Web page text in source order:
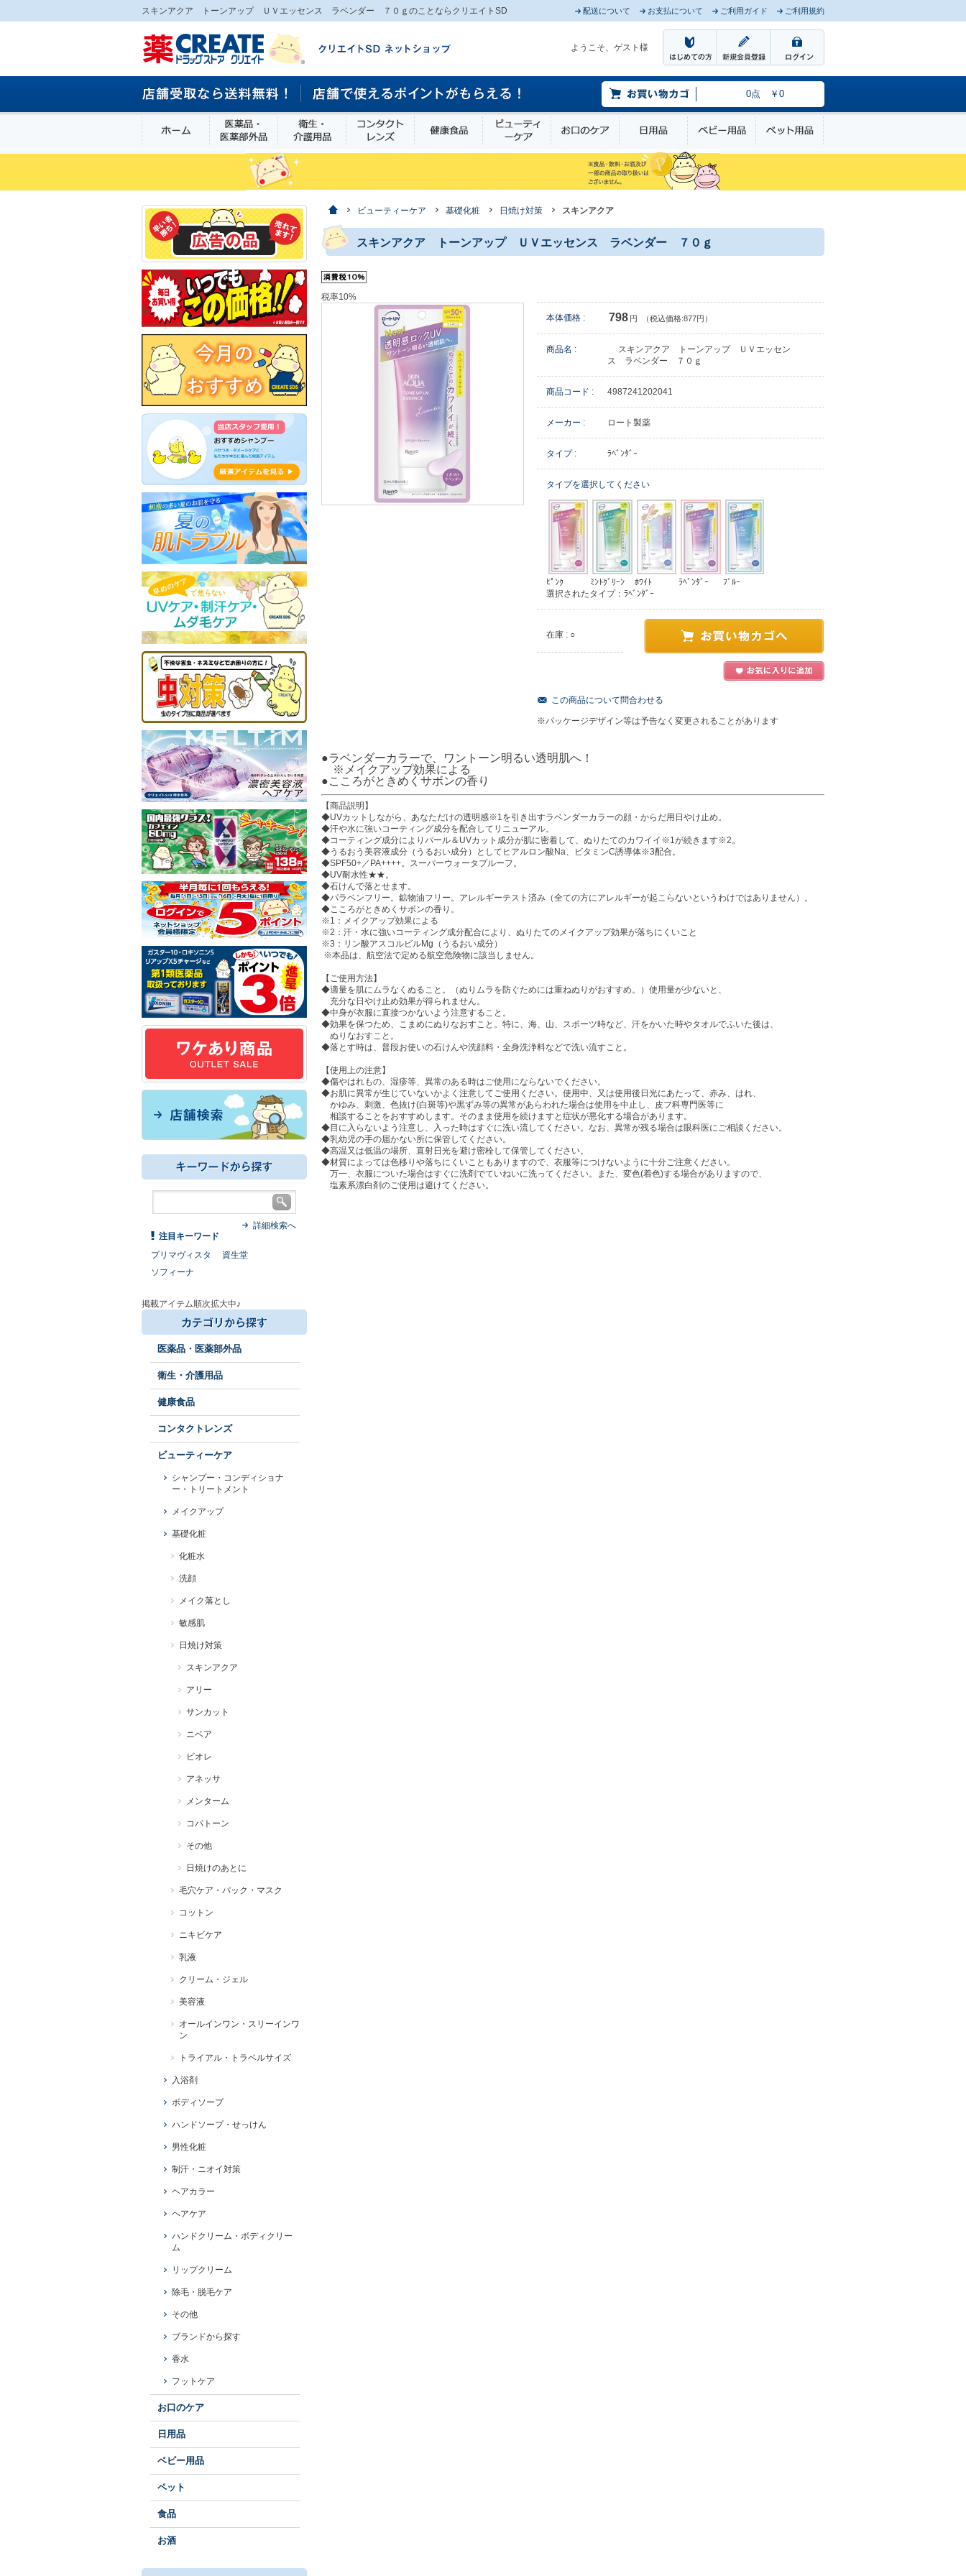
スキンアクア トーンアップ ＵＶエッセンス ラベンダー ７０ｇのことならクリエイトSD 配送について お支払について ご利用ガイド ご利用規約
ようこそ、ゲスト様
0点 ￥0
ホーム 医薬品・医薬部外品衛生・介護用品 コンタクトレンズ健康食品 ビューティーケアお口のケア 日用品 ベビー用品 ペット用品
ホームビューティーケア 基礎化粧 日焼け対策 スキンアクア
スキンアクア トーンアップ ＵＶエッセンス ラベンダー ７０ｇ
税率10%
本体価格 : 798 円 （税込価格:877円）
商品名 :
スキンアクア トーンアップ ＵＶエッセン
ス ラベンダー ７０ｇ
商品コード : 4987241202041
メーカー : ロート製薬
タイプ : ﾗﾍﾞﾝﾀﾞｰ
タイプを選択してください
ﾋﾟﾝｸ ﾐﾝﾄｸﾞﾘｰﾝ ﾎﾜｲﾄ ﾗﾍﾞﾝﾀﾞｰ
ﾌﾞﾙｰ
選択されたタイプ：ﾗﾍﾞﾝﾀﾞｰ
在庫 : ○
この商品について問合わせる
※パッケージデザイン等は予告なく変更されることがあります
●ラベンダーカラーで、ワントーン明るい透明肌へ！
※メイクアップ効果による
●こころがときめくサボンの香り
【商品説明】
◆UVカットしながら、あなただけの透明感※1を引き出すラベンダーカラーの顔・からだ用日やけ止め。
◆汗や水に強いコーティング成分を配合してリニューアル。
◆コーティング成分によりパール＆UVカット成分が肌に密着して、ぬりたてのカワイイ※1が続きます※2。
◆うるおう美容液成分（うるおい成分）としてヒアルロン酸Na、ビタミンC誘導体※3配合。
◆SPF50+／PA++++。スーパーウォータプルーフ。
◆UV耐水性★★。
◆石けんで落とせます。
◆パラベンフリー。鉱物油フリー。アレルギーテスト済み（全ての方にアレルギーが起こらないというわけではありません）。
◆こころがときめくサボンの香り。
※1：メイクアップ効果による
※2：汗・水に強いコーティング成分配合により、ぬりたてのメイクアップ効果が落ちにくいこと
※3：リン酸アスコルビルMg（うるおい成分）
※本品は、航空法で定める航空危険物に該当しません。
【ご使用方法】
◆適量を肌にムラなくぬること。（ぬりムラを防ぐためには重ねぬりがおすすめ。）使用量が少ないと、
充分な日やけ止め効果が得られません。
◆中身が衣服に直接つかないよう注意すること。
◆効果を保つため、こまめにぬりなおすこと。特に、海、山、スポーツ時など、汗をかいた時やタオルでふいた後は、
ぬりなおすこと。
◆落とす時は、普段お使いの石けんや洗顔料・全身洗浄料などで洗い流すこと。
【使用上の注意】
◆傷やはれもの、湿疹等、異常のある時はご使用にならないでください。
◆お肌に異常が生じていないかよく注意してご使用ください。使用中、又は使用後日光にあたって、赤み、はれ、
かゆみ、刺激、色抜け(白斑等)や黒ずみ等の異常があらわれた場合は使用を中止し、皮フ科専門医等に
相談することをおすすめします。そのまま使用を続けますと症状が悪化する場合があります。
◆目に入らないよう注意し、入った時はすぐに洗い流してください。なお、異常が残る場合は眼科医にご相談ください。
◆乳幼児の手の届かない所に保管してください。
◆高温又は低温の場所、直射日光を避け密栓して保管してください。
◆材質によっては色移りや落ちにくいこともありますので、衣服等につけないように十分ご注意ください。
万一、衣服についた場合はすぐに洗剤でていねいに洗ってください。また、変色(着色)する場合がありますので、
塩素系漂白剤のご使用は避けてください。
詳細検索へ
注目キーワード
プリマヴィスタ
資生堂
ソフィーナ
掲載アイテム順次拡大中♪
医薬品・医薬部外品
衛生・介護用品
健康食品
コンタクトレンズ
ビューティーケア
シャンプー・コンディショナ
ー・トリートメント
メイクアップ
基礎化粧
化粧水
洗顔
メイク落とし
敏感肌
日焼け対策
スキンアクア
アリー
サンカット
ニベア
ビオレ
アネッサ
メンターム
コパトーン
その他
日焼けのあとに
毛穴ケア・パック・マスク
コットン
ニキビケア
乳液
クリーム・ジェル
美容液
オールインワン・スリーインワ
ン
トライアル・トラベルサイズ
入浴剤
ボディソープ
ハンドソープ・せっけん
男性化粧
制汗・ニオイ対策
ヘアカラー
ヘアケア
ハンドクリーム・ボディクリー
ム
リップクリーム
除毛・脱毛ケア
その他
ブランドから探す
香水
フットケア
お口のケア
日用品
ベビー用品
ペット
食品
お酒